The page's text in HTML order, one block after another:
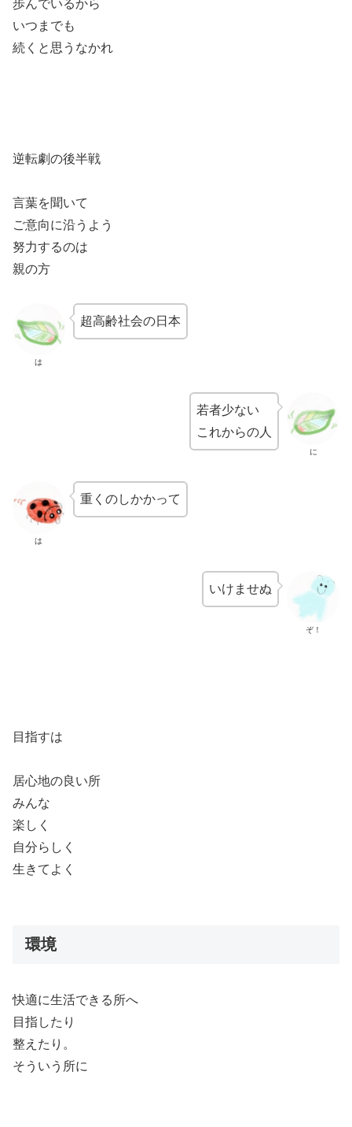
歩んでいるから
いつまでも
続くと思うなかれ
逆転劇の後半戦
言葉を聞いて
ご意向に沿うよう
努力するのは
親の方
は
超高齢社会の日本
に
若者少ない
これからの人
は
重くのしかかって
ぞ！
いけませぬ
目指すは
居心地の良い所
みんな
楽しく
自分らしく
生きてよく
環境
快適に生活できる所へ
目指したり
整えたり。
そういう所に